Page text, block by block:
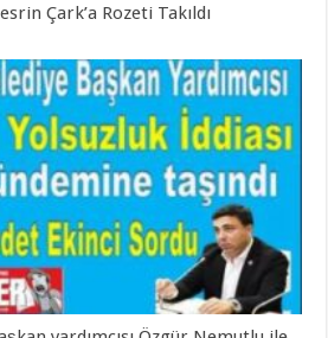
Çark’a Rozeti Takıldı